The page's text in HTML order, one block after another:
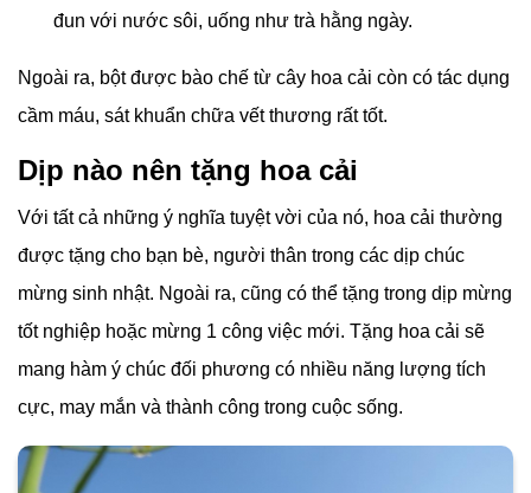
đun với nước sôi, uống như trà hằng ngày.
Ngoài ra, bột được bào chế từ cây hoa cải còn có tác dụng
cầm máu, sát khuẩn chữa vết thương rất tốt.
Dịp nào nên tặng hoa cải
Với tất cả những ý nghĩa tuyệt vời của nó, hoa cải thường
được tặng cho bạn bè, người thân trong các dịp chúc
mừng sinh nhật. Ngoài ra, cũng có thể tặng trong dịp mừng
tốt nghiệp hoặc mừng 1 công việc mới. Tặng hoa cải sẽ
mang hàm ý chúc đối phương có nhiều năng lượng tích
cực, may mắn và thành công trong cuộc sống.